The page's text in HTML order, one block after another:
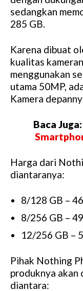
sedangkan
285 GB.
Karena dibuat
kualitas
menggunakan
utama 50MP,
Kamera
Baca Juga:
Harga dari
diantaranya:
8/128 GB –
8/256 GB –
12/256 GB –
Pihak Nothing
produknya
diantara: